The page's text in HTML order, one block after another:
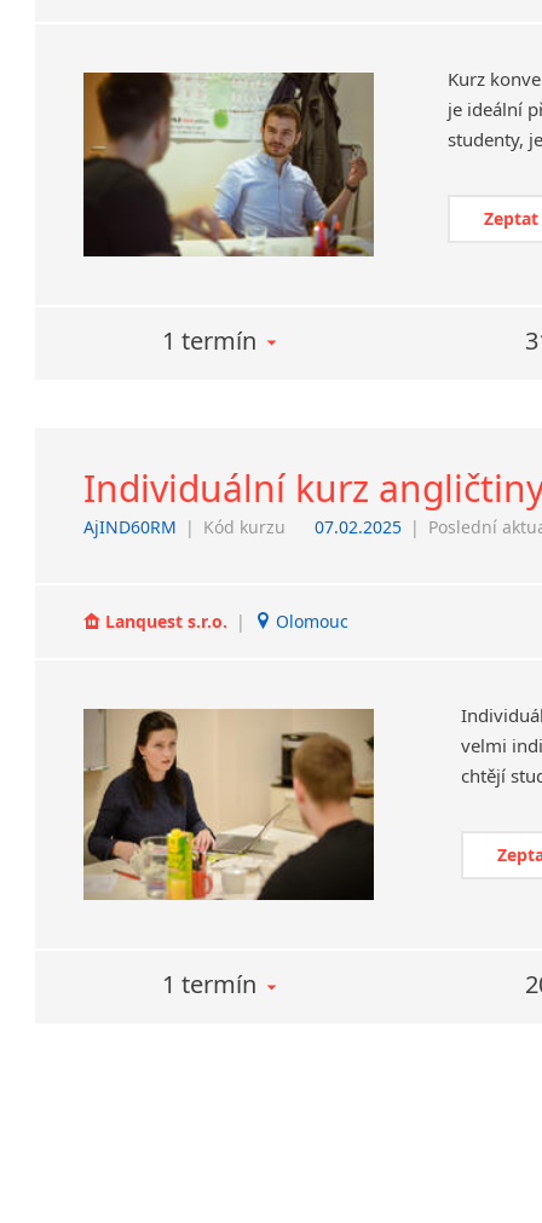
Kurz
je ideální
Zeptat
1 termín
Individuální kurz
AjIND60RM | Kód kurzu 07.02.2025 | Poslední
Lanquest s.r.o. | Olomouc
velmi
1 termín